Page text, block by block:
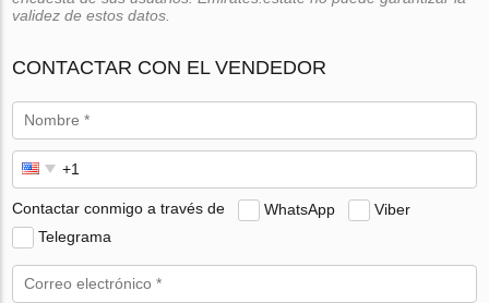
validez de estos datos.
CONTACTAR CON EL VENDEDOR
Contactar conmigo a través de WhatsApp
Viber
Telegrama